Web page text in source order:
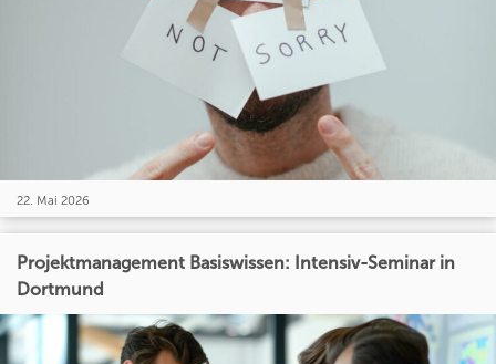
22. Mai 2026
Projektmanagement Basiswissen: Intensiv-Seminar in
Dortmund